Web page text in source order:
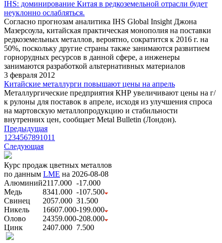
IHS: доминирование Китая в редкоземельной отрасли будет
неуклонно ослабляться.
Согласно прогнозам аналитика IHS Global Insight Джона
Мазерсоула, китайская практическая монополия на поставки
редкоземельных металлов, вероятно, сократится к 2016 г. на
50%, поскольку другие страны также занимаются развитием
горнорудных ресурсов в данной сфере, а инженеры
занимаются разработкой альтернативных материалов
3 февраля 2012
Китайские металлурги повышают цены на апрель
Металлургические предприятия КНР увеличивают цены на г/
к рулоны для поставок в апреле, исходя из улучшения спроса
на мартовскую металлопродукцию и стабильности
внутренних цен, сообщает Metal Bulletin (Лондон).
Предыдущая
1 234567891011
Следующая
Курс продаж цветных металлов
по данным LME на 2026-08-08
Алюминий2117.000 -17.000
Медь
8341.000 -107.500
Свинец
2057.000 31.500
Никель
16607.000-199.000
Олово
24359.000-208.000
Цинк
2407.000 7.500